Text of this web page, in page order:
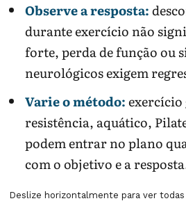
Observe a resposta:
durante exercício não
forte, perda de função ou
neurológicos exigem
Varie o método:exercício
resistência, aquático,
podem entrar no plano
com o objetivo e a
Deslize horizontalmente para ver todas